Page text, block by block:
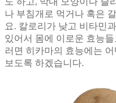
나 부침개로 먹거나 혹은
요. 칼로리가 낮고 비타민
있어서 몸에 이로운 효능
러면 히카마의 효능에는
보도록 하겠습니다.